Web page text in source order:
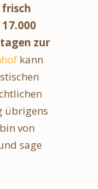
zur
kann
übrigens
von
sage